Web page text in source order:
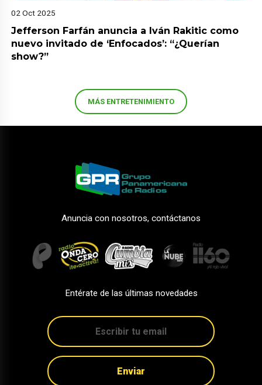
02 Oct 2025
Jefferson Farfán anuncia a Iván Rakitic como
nuevo invitado de ‘Enfocados’: “¿Querían
show?”
MÁS ENTRETENIMIENTO
Anuncia con nosotros, contáctanos
Entérate de las últimas novedades
Enviar